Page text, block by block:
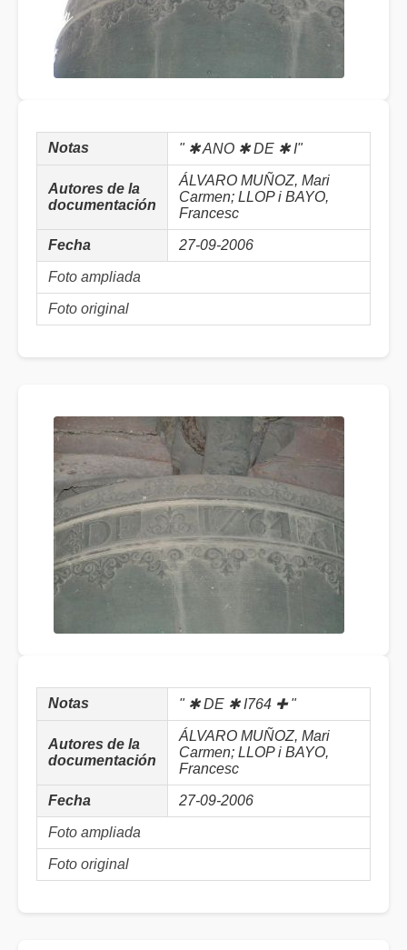
Notas " ✱ ANO ✱ DE ✱ I"
Autores de la
documentación
ÁLVARO MUÑOZ, Mari
Carmen; LLOP i BAYO,
Francesc
Fecha 27-09-2006
Foto ampliada
Foto original
Notas " ✱ DE ✱ I764 ✚ "
Autores de la
documentación
ÁLVARO MUÑOZ, Mari
Carmen; LLOP i BAYO,
Francesc
Fecha 27-09-2006
Foto ampliada
Foto original